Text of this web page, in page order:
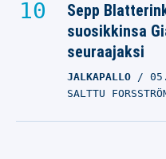
Sepp
suosikkinsa
seuraajaksi
JALKAPALLO
SALTTU